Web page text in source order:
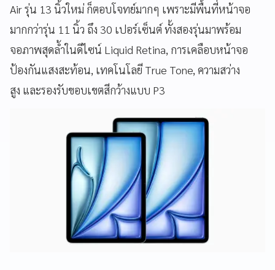
Air รุ่น 13 นิ้วใหม่ ก็ตอบโจทย์มากๆ เพราะมีพื้นที่หน้าจอ
มากกว่ารุ่น 11 นิ้ว ถึง 30 เปอร์เซ็นต์ ทั้งสองรุ่นมาพร้อม
จอภาพสุดล้ำในดีไซน์ Liquid Retina, การเคลือบหน้าจอ
ป้องกันแสงสะท้อน, เทคโนโลยี True Tone, ความสว่าง
สูง และรองรับขอบเขตสีกว้างแบบ P3